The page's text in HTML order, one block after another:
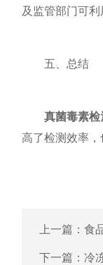
及监管部门可
五、总结
真菌毒素检
高了检测效率
上一篇： 食
下一篇： 冷